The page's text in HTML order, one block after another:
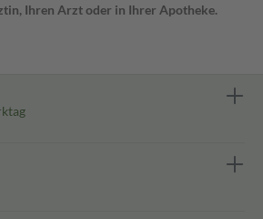
Ihren Arzt oder in Ihrer Apotheke.